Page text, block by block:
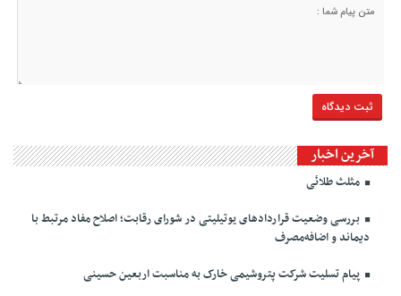
آخرین اخبار
مثلث طلائی
بررسی وضعیت قراردادهای یوتیلیتی در شورای رقابت؛ اصلاح مفاد مرتبط با
دیماند و اضافه‌مصرف
پیام تسلیت شرکت پتروشیمی خارک به مناسبت اربعین حسینی